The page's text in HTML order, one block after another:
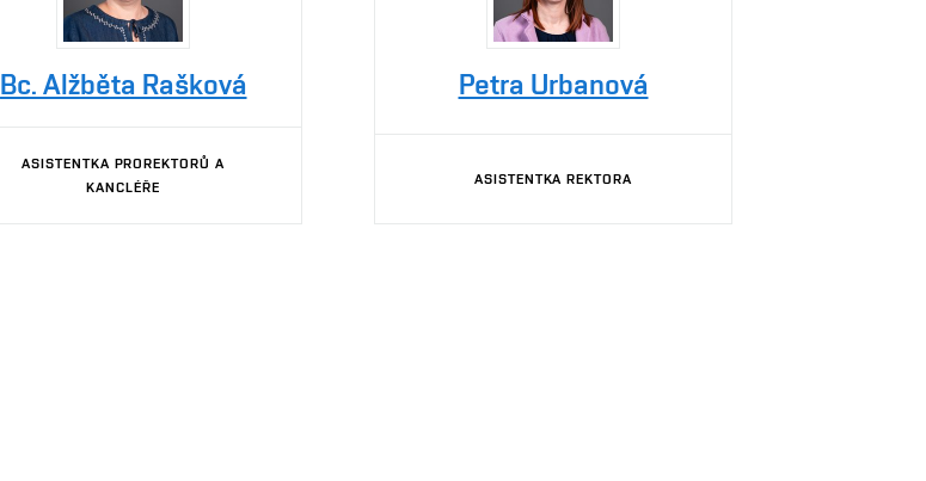
Bc. Alžběta Rašková
ASISTENTKA PROREKTORŮ A
KANCLÉŘE
Petra Urbanová
ASISTENTKA REKTORA